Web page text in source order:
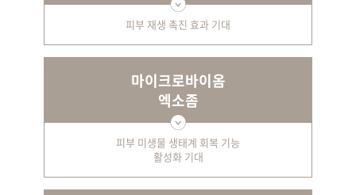
피부 재생 촉진 효과 기대
마이크로바이옴
엑소좀
피부 미생물 생태계 회복 기능
활성화 기대